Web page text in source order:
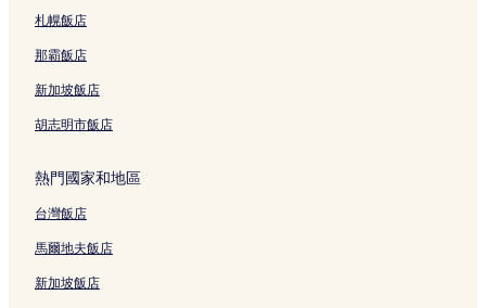
札幌飯店
那霸飯店
新加坡飯店
胡志明市飯店
熱門國家和地區
台灣飯店
馬爾地夫飯店
新加坡飯店